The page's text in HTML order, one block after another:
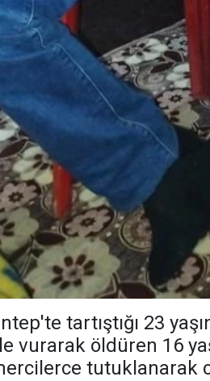
tartıştığı 23
vurarak öldüren 16
tutuklanarak